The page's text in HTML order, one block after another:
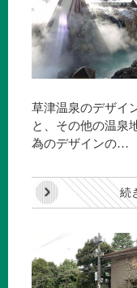
草津温泉のデザイ
と、その他の温泉
為のデザインの…
続